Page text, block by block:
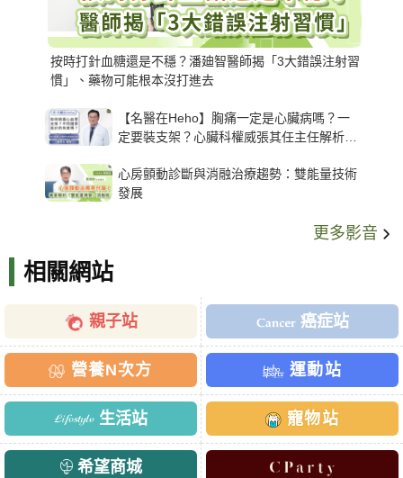
按時打針血糖還是不穩？潘廸智醫師揭「3大錯誤注射習
慣」、藥物可能根本沒打進去
【名醫在Heho】胸痛一定是心臟病嗎？一
定要裝支架？心臟科權威張其任主任解析支
心房顫動診斷與消融治療趨勢：雙能量技術
發展
更多影音
相關網站
親子站 癌症站
營養N次方 運動站
生活站 寵物站
希望商城